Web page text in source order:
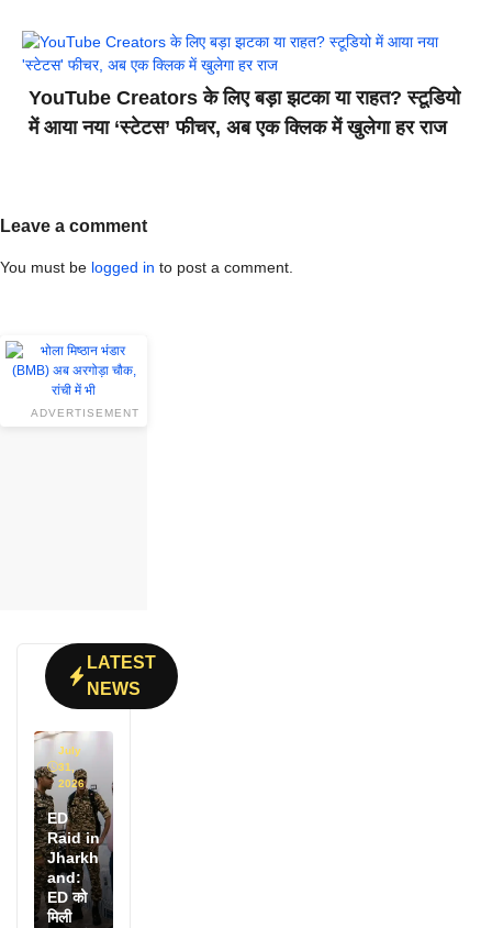
YouTube Creators के लिए बड़ा झटका या राहत? स्टूडियो
में आया नया ‘स्टेटस’ फीचर, अब एक क्लिक में खुलेगा हर राज
Leave a comment
You must be logged in to post a comment.
ADVERTISEMENT
LATEST
NEWS
July
31,
2026
ED
Raid in
Jharkh
and:
ED को
मिली